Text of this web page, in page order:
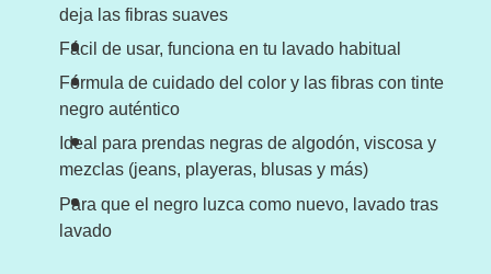
deja las fibras suaves
Fácil de usar, funciona en tu lavado habitual
Fórmula de cuidado del color y las fibras con tinte
negro auténtico
Ideal para prendas negras de algodón, viscosa y
mezclas (jeans, playeras, blusas y más)
Para que el negro luzca como nuevo, lavado tras
lavado